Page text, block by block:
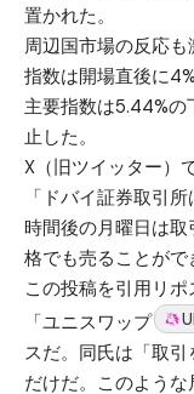
置かれた。
周辺国市場の反応
指数は開場直後に
主要指数は5.44%の
止した。
X（旧ツイッター）
「ドバイ証券取引
時間後の月曜日は
格でも売ることがで
この投稿を引用リ
「ユニスワップ
スだ。同氏は「取
だけだ。このよう